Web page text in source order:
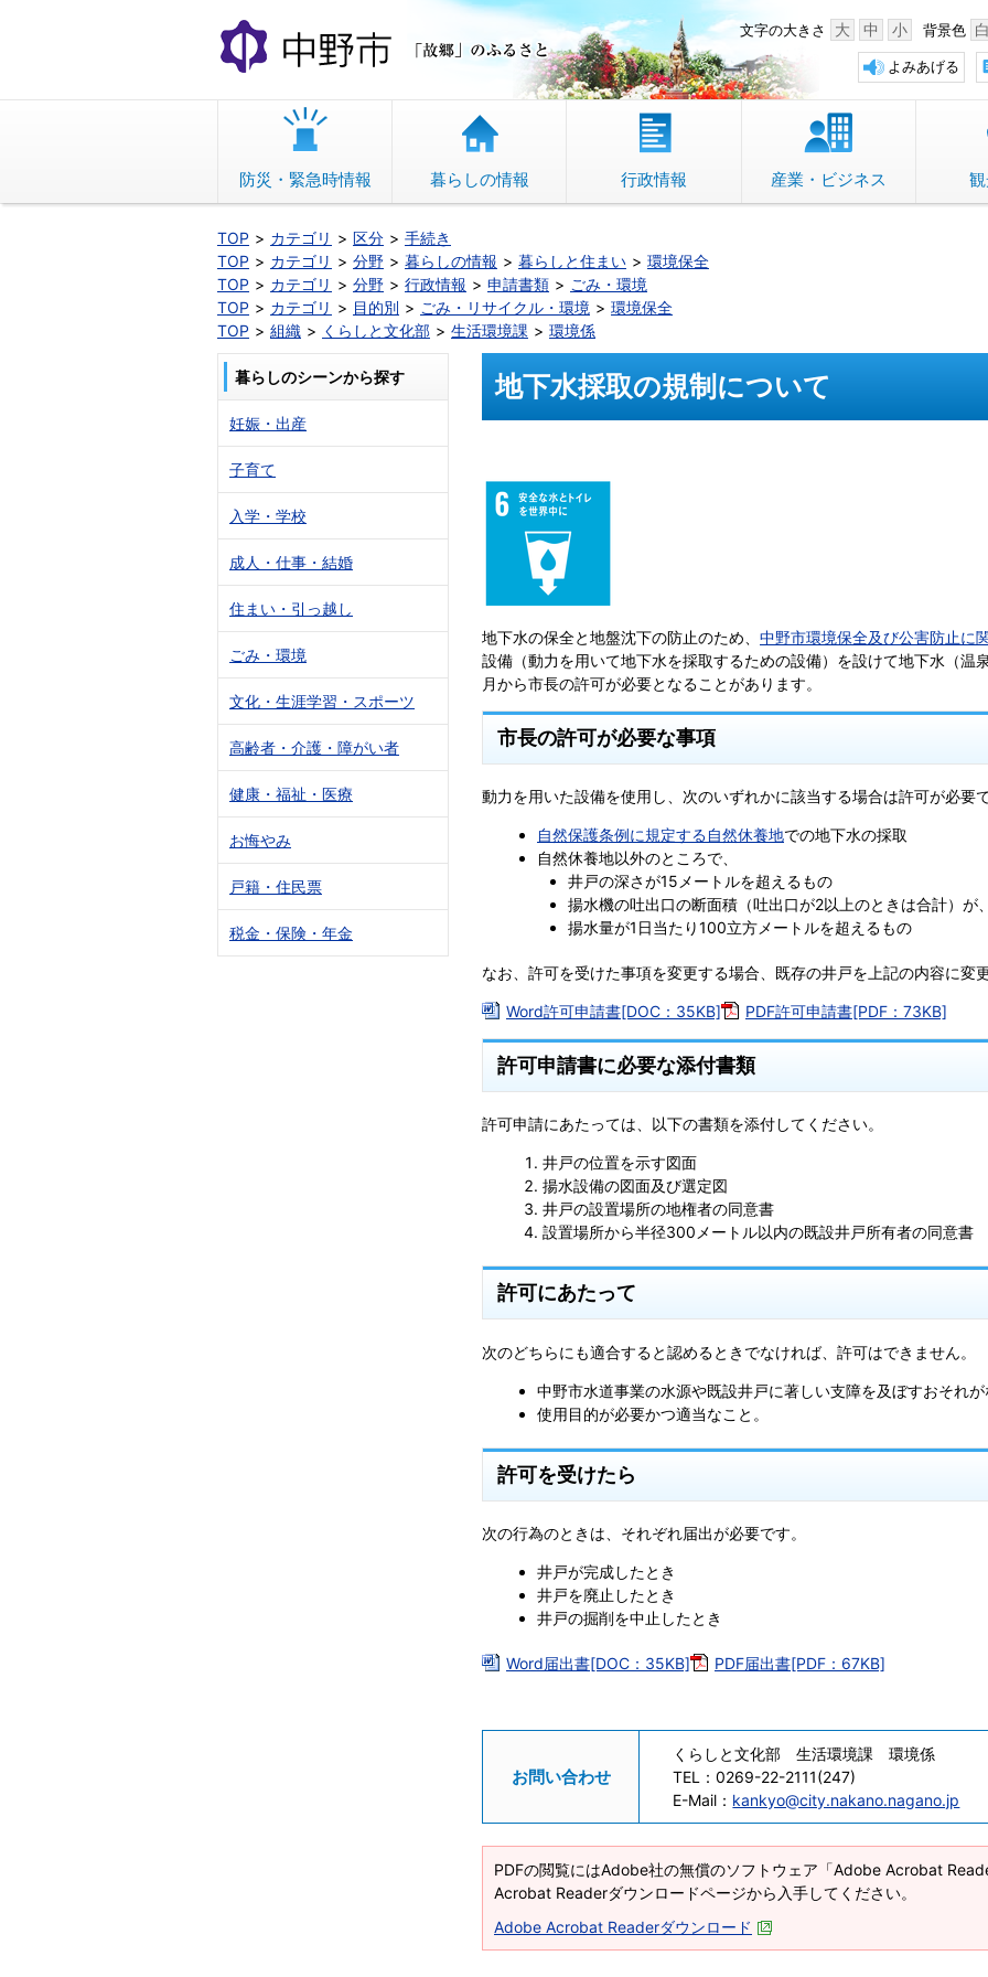
文
へ
動
中野市 「故郷」のふるさと 背景色 白
文字の大きさ 大 中 小
よみあげる
防災・緊急時情報 暮らしの情報 行政情報 産業・ビジネス
TOP カテゴリ 区分
手続き
TOP
カテゴリ 分野 暮らしの情報 暮らしと住まい
環境保全
TOP
カテゴリ 分野 行政情報 申請書類
ごみ・環境
TOP
カテゴリ 目的別 ごみ・リサイクル・環境
環境保全
TOP
組織 くらしと文化部 生活環境課 環境係
地下水採取の規制について
地下水の保全と地盤沈下の防止のため、 中野市環境保全及び公害防止に
設備（動力を用いて地下水を採取するための設備）を設けて地下水（
月から市長の許可が必要となることがあります。
市長の許可が必要な事項
動力を用いた設備を使用し、次のいずれかに該当する場合は許可が必要で
自然保護条例に規定する自然休養地での地下水の採取
自然休養地以外のところで、
井戸の深さが15メートルを超えるもの
揚水機の吐出口の断面積（吐出口が2以上のときは合計）が
揚水量が1日当たり100立方メートルを超えるもの
なお、許可を受けた事項を変更する場合、既存の井戸を上記の内容に変
Word許可申請書[DOC：35KB] PDF許可申請書[PDF：73KB]
許可申請書に必要な添付書類
許可申請にあたっては、以下の書類を添付してください。
井戸の位置を示す図面
揚水設備の図面及び選定図
井戸の設置場所の地権者の同意書
設置場所から半径300メートル以内の既設井戸所有者の同意書
許可にあたって
次のどちらにも適合すると認めるときでなければ、許可はできません。
中野市水道事業の水源や既設井戸に著しい支障を及ぼすおそれが
使用目的が必要かつ適当なこと。
許可を受けたら
次の行為のときは、それぞれ届出が必要です。
井戸が完成したとき
井戸を廃止したとき
井戸の掘削を中止したとき
Word届出書[DOC：35KB] PDF届出書[PDF：67KB]
お問い合わせ
くらしと文化部 生活環境課 環境係
TEL：0269-22-2111(247)
E-Mail： kankyo@city.nakano.nagano.jp
PDFの閲覧にはAdobe社の無償のソフトウェア「Adobe Acrobat
Acrobat Readerダウンロードページから入手してください。
Adobe Acrobat Readerダウンロード
暮らしのシーンから探す
妊娠・出産
子育て
入学・学校
成人・仕事・結婚
住まい・引っ越し
ごみ・環境
文化・生涯学習・スポーツ
高齢者・介護・障がい者
健康・福祉・医療
お悔やみ
戸籍・住民票
税金・保険・年金